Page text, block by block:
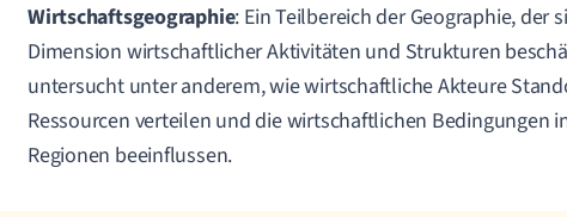
Wirtschaftsgeographie: Ein Teilbereich der Geographie, der
Dimension wirtschaftlicher Aktivitäten und Strukturen
untersucht unter anderem, wie wirtschaftliche Akteure
Ressourcen verteilen und die wirtschaftlichen Bedingungen
Regionen beeinflussen.